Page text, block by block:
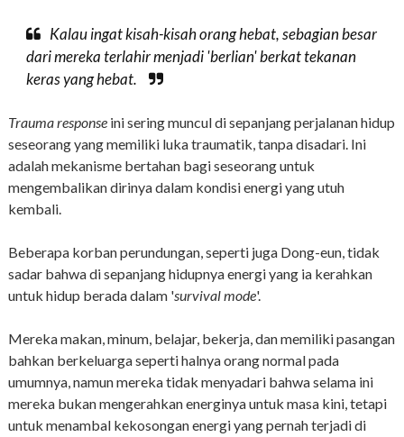
Kalau ingat kisah-kisah orang hebat, sebagian besar
dari mereka terlahir menjadi 'berlian' berkat tekanan
keras yang hebat.
Trauma responseini sering muncul di sepanjang perjalanan hidup
seseorang yang memiliki luka traumatik, tanpa disadari. Ini
adalah mekanisme bertahan bagi seseorang untuk
mengembalikan dirinya dalam kondisi energi yang utuh
kembali.
Beberapa korban perundungan, seperti juga Dong-eun, tidak
sadar bahwa di sepanjang hidupnya energi yang ia kerahkan
untuk hidup berada dalam 'survival mode'.
Mereka makan, minum, belajar, bekerja, dan memiliki pasangan
bahkan berkeluarga seperti halnya orang normal pada
umumnya, namun mereka tidak menyadari bahwa selama ini
mereka bukan mengerahkan energinya untuk masa kini, tetapi
untuk menambal kekosongan energi yang pernah terjadi di